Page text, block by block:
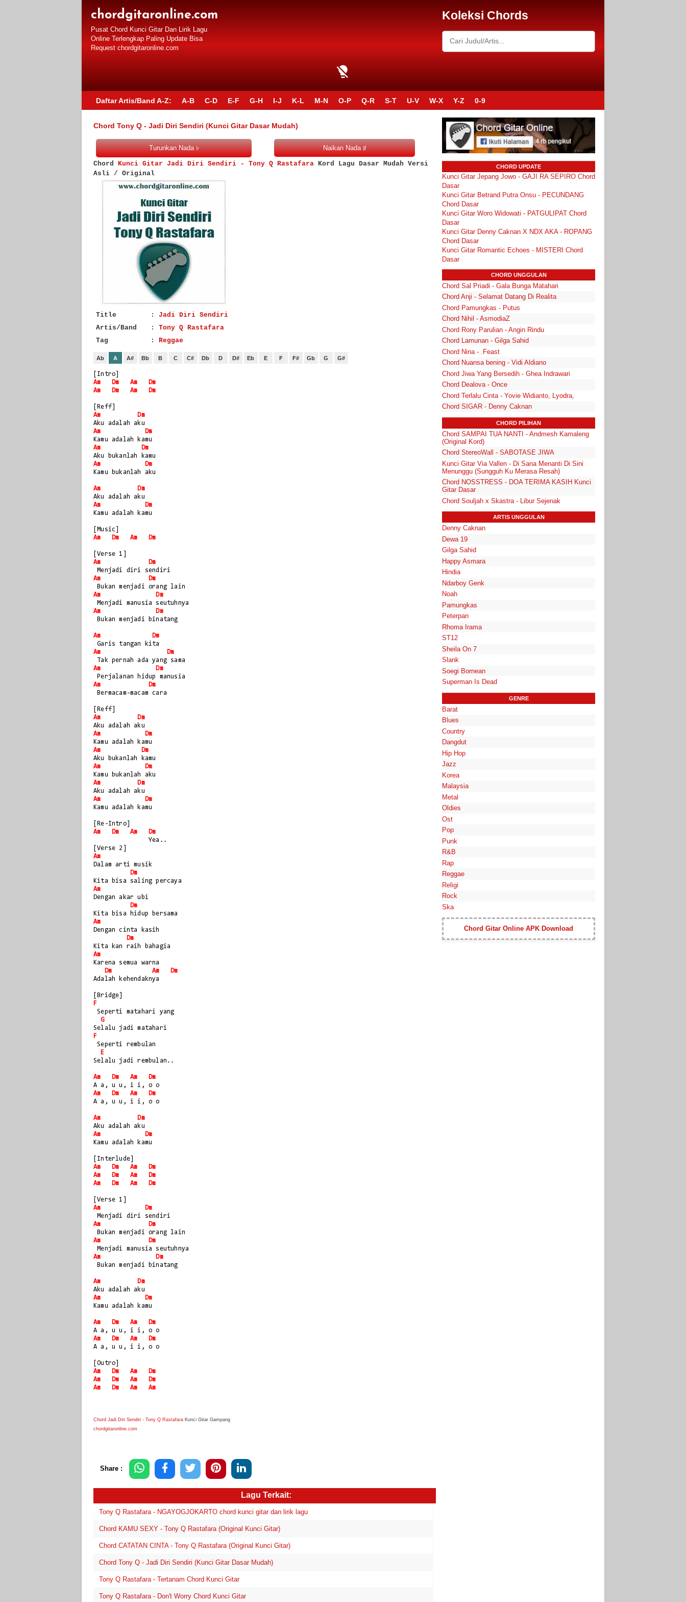
chordgitaronline.com
Pusat Chord Kunci Gitar Dan Lirik Lagu
Online Terlengkap Paling Update Bisa
Request chordgitaronline.com
Koleksi Chords
Daftar Artis/Band A-Z: A-B C-D E-F G-H I-J K-L M-N O-P Q-R S-T U-V W-X Y-Z 0-9
Chord Tony Q - Jadi Diri Sendiri (Kunci Gitar Dasar Mudah)
Chord Kunci Gitar Jadi Diri Sendiri - Tony Q Rastafara Kord Lagu Dasar Mudah Versi
Asli / Original
Title : Jadi Diri Sendiri
Artis/Band
: Tony Q Rastafara
Tag
: Reggae
Ab A A# Bb B C C# Db D D# Eb E F F# Gb G G#
[Intro]
Am
Dm Am
Dm
Am
Dm Am Dm
[Reff]
Am
Dm
Aku adalah aku
Am
Dm
Kamu adalah kamu
Am
Dm
Aku bukanlah kamu
Am
Dm
Kamu bukanlah aku
Am
Dm
Aku adalah aku
Am
Dm
Kamu adalah kamu
[Music]
Am
Dm Am Dm
[Verse 1]
Am
Dm
Menjadi diri sendiri
Am
Dm
Bukan menjadi orang lain
Am
Dm
Menjadi manusia seutuhnya
Am
Dm
Bukan menjadi binatang
Am
Dm
Garis tangan kita
Am
Dm
Tak pernah ada yang sama
Am
Dm
Perjalanan hidup manusia
Am
Dm
Bermacam-macam cara
[Reff]
Am
Dm
Aku adalah aku
Am
Dm
Kamu adalah kamu
Am
Dm
Aku bukanlah kamu
Am
Dm
Kamu bukanlah aku
Am
Dm
Aku adalah aku
Am
Dm
Kamu adalah kamu
[Re-Intro]
Am
Dm Am
Dm
               Yea..
[Verse 2]
Am
Dalam arti musik
Dm
Kita bisa saling percaya
Am
Dengan akar ubi
Dm
Kita bisa hidup bersama
Am
Dengan cinta kasih
Dm
Kita kan raih bahagia
Am
Karena semua warna
Dm
Am
Dm
Adalah kehendaknya
[Bridge]
F
Seperti matahari yang
G
Selalu jadi matahari
F
Seperti rembulan
E
Selalu jadi rembulan..
Am Dm Am
Dm
A a, u u, i i, o o
Am
Dm Am
Dm
A a, u u, i i, o o
Am
Dm
Aku adalah aku
Am
Dm
Kamu adalah kamu
[Interlude]
Am
Dm Am
Dm
Am
Dm Am
Dm
Am
Dm Am Dm
[Verse 1]
Am
Dm
Menjadi diri sendiri
Am
Dm
Bukan menjadi orang lain
Am
Dm
Menjadi manusia seutuhnya
Am
Dm
Bukan menjadi binatang
Am
Dm
Aku adalah aku
Am
Dm
Kamu adalah kamu
Am Dm Am
Dm
A a, u u, i i, o o
Am
Dm Am
Dm
A a, u u, i i, o o
[Outro]
Am
Dm Am
Dm
Am
Dm Am
Dm
Am
Dm Am Am
Chord Jadi Diri Sendiri - Tony Q Rastafara Kunci Gitar Gampang
chordgitaronline.com
Share :
Lagu Terkait:
Tony Q Rastafara - NGAYOGJOKARTO chord kunci gitar dan lirik lagu
Chord KAMU SEXY - Tony Q Rastafara (Original Kunci Gitar)
Chord CATATAN CINTA - Tony Q Rastafara (Original Kunci Gitar)
Chord Tony Q - Jadi Diri Sendiri (Kunci Gitar Dasar Mudah)
Tony Q Rastafara - Tertanam Chord Kunci Gitar
Tony Q Rastafara - Don't Worry Chord Kunci Gitar
CHORD UPDATE
Kunci Gitar Jepang Jowo - GAJI RA SEPIRO Chord
Dasar
Kunci Gitar Betrand Putra Onsu - PECUNDANG
Chord Dasar
Kunci Gitar Woro Widowati - PATGULIPAT Chord
Dasar
Kunci Gitar Denny Caknan X NDX AKA - ROPANG
Chord Dasar
Kunci Gitar Romantic Echoes - MISTERI Chord
Dasar
CHORD UNGGULAN
Chord Sal Priadi - Gala Bunga Matahari
Chord Anji - Selamat Datang Di Realita
Chord Pamungkas - Putus
Chord Nihil - AsmodiaZ
Chord Rony Parulian - Angin Rindu
Chord Lamunan - Gilga Sahid
Chord Nina - .Feast
Chord Nuansa bening - Vidi Aldiano
Chord Jiwa Yang Bersedih - Ghea Indrawari
Chord Dealova - Once
Chord Terlalu Cinta - Yovie Widianto, Lyodra,
Chord SIGAR - Denny Caknan
CHORD PILIHAN
Chord SAMPAI TUA NANTI - Andmesh Kamaleng
(Original Kord)
Chord StereoWall - SABOTASE JIWA
Kunci Gitar Via Vallen - Di Sana Menanti Di Sini
Menunggu (Sungguh Ku Merasa Resah)
Chord NOSSTRESS - DOA TERIMA KASIH Kunci
Gitar Dasar
Chord Souljah x Skastra - Libur Sejenak
ARTIS UNGGULAN
Denny Caknan
Dewa 19
Gilga Sahid
Happy Asmara
Hindia
Ndarboy Genk
Noah
Pamungkas
Peterpan
Rhoma Irama
ST12
Sheila On 7
Slank
Soegi Bornean
Superman Is Dead
GENRE
Barat
Blues
Country
Dangdut
Hip Hop
Jazz
Korea
Malaysia
Metal
Oldies
Ost
Pop
Punk
R&B
Rap
Reggae
Religi
Rock
Ska
Chord Gitar Online APK Download